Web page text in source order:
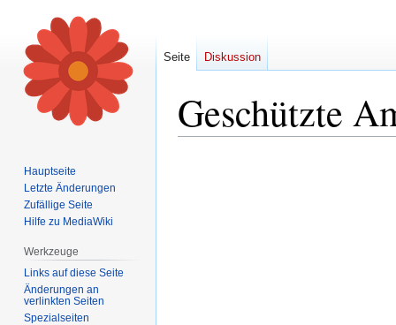
Geschützte
Seite Diskussion
Hauptseite
Letzte Änderungen
Zufällige Seite
Hilfe zu MediaWiki
Werkzeuge
Links auf diese Seite
Änderungen an
verlinkten Seiten
Spezialseiten